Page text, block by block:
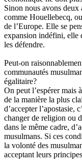
Sinon nous avons deux
comme Houellebecq,
de l’Europe. Elle se
expansion indéfini, elle
les défendre.
Peut-on
communautés
égalitaire?
On peut l’espérer mais
de la manière la plus
d’accepter l’apostasie,
changer de religion ou
dans le même cadre,
musulmans. Si ces
la volonté des
acceptant leurs